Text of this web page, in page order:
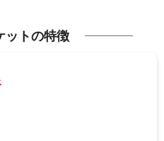
ットの特徴